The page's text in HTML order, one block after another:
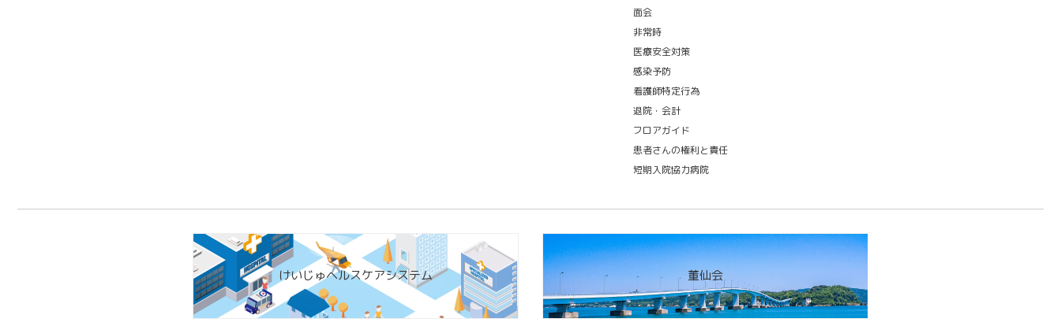
面会
非常時
医療安全対策
感染予防
看護師特定行為
退院・会計
フロアガイド
患者さんの権利と責任
短期入院協力病院
けいじゅヘルスケアシステム 董仙会